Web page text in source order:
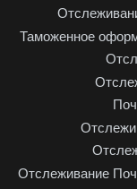
Таможенное
Отслеживание